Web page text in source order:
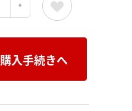
購入手続きへ